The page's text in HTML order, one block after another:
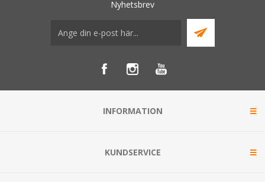
Nyhetsbrev
INFORMATION
KUNDSERVICE